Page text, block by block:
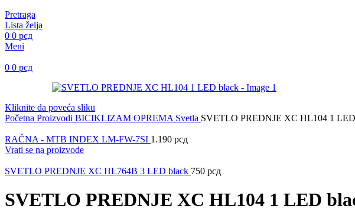
Pretraga
Lista želja
0 0 рсд
Meni
0 0 рсд
Kliknite da poveća sliku
Početna Proizvodi BICIKLIZAM OPREMA Svetla SVETLO PREDNJE XC HL104 1
RAČNA - MTB INDEX LM-FW-7SI 1.190 рсд
Vrati se na proizvode
SVETLO PREDNJE XC HL764B 3 LED black 750 рсд
SVETLO PREDNJE XC HL104 1 LED